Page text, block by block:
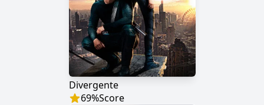
Divergente
69%Score